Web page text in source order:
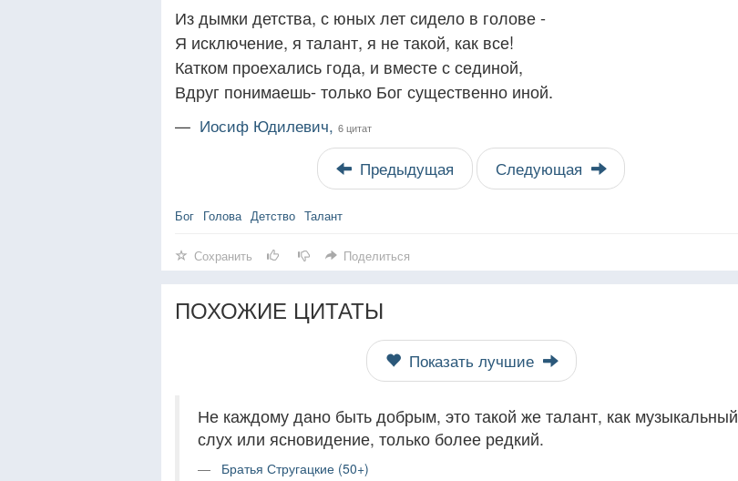
Из дымки детства, с юных лет сидело в голове -
Я исключение, я талант, я не такой, как все!
Катком проехались года, и вместе с сединой,
Вдруг понимаешь- только Бог существенно иной.
— Иосиф Юдилевич, 6 цитат
Предыдущая Следующая
Бог Голова Детство Талант
Сохранить Поделиться
ПОХОЖИЕ ЦИТАТЫ
Показать лучшие
Не каждому дано быть добрым, это такой же талант, как музыкальный
слух или ясновидение, только более редкий.
Братья Стругацкие (50+)